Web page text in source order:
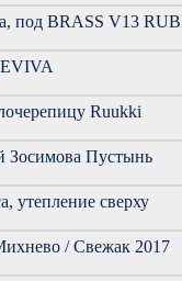
под BRASS V13
Ruukki
Зосимова Пустынь
утепление сверху
/ Свежак 2017